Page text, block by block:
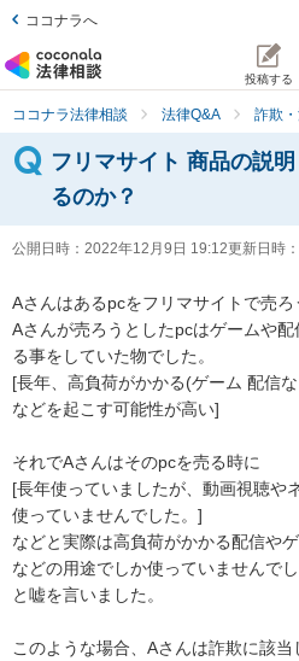
ココナラへ
投稿する
ココナラ法律相談 法律Q&A 詐欺
フリマサイト 商品の説
るのか？
公開日時： 2022年12月9日 19:12更新日時：
Aさんはあるpcをフリマサイトで売ろ
Aさんが売ろうとしたpcはゲームや
る事をしていた物でした。
[長年、高負荷がかかる(ゲーム 配信
などを起こす可能性が高い]
それでAさんはそのpcを売る時に
[長年使っていましたが、動画視聴や
使っていませんでした。]
などと実際は高負荷がかかる配信や
などの用途でしか使っていませんで
と嘘を言いました。
このような場合、Aさんは詐欺に該